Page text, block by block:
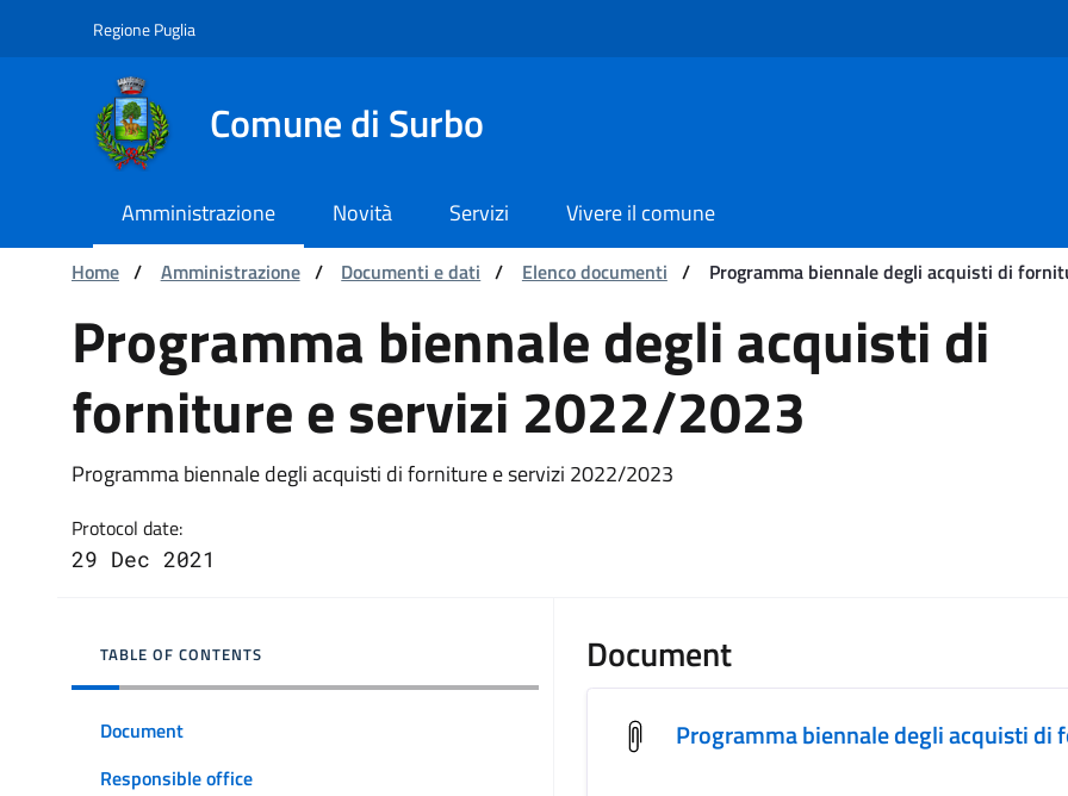
Navigation
Skip to Content
Regione Puglia
Comune di Surbo
Amministrazione Novità Servizi
Vivere il comune
You are:
Home / Amministrazione / Documenti e dati / Elenco documenti / Programma biennale degli acquisti di
Programma biennale degli acquisti di forniture e
Programma biennale degli acquisti di
forniture e servizi 2022/2023
Programma biennale degli acquisti di forniture e servizi 2022/2023
Protocol date:
29 Dec 2021
TABLE OF CONTENTS
Document
Responsible office
Document
Programma biennale degli acquisti